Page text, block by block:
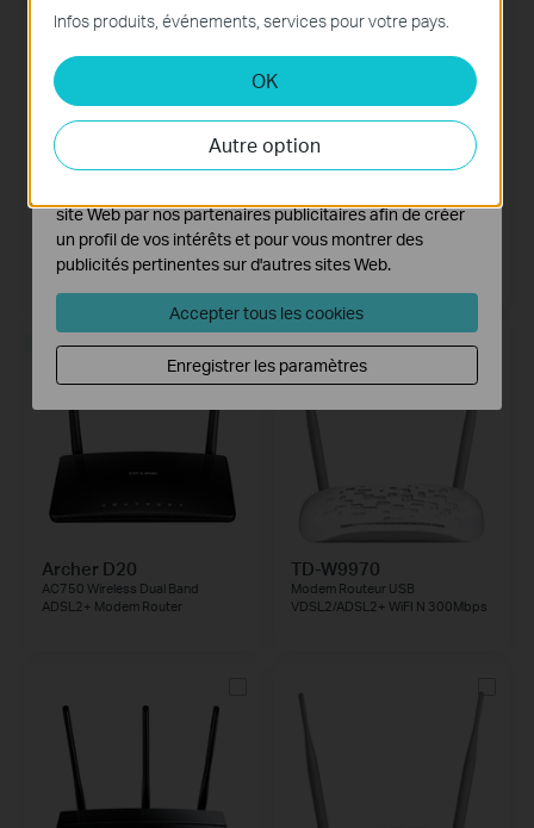
Archer VR600
AC1600 Wireless Gigabit
VDSL/ADSL Modem Router
Archer D2
Modem Routeur ADSL2+ Wi-Fi
Double Bande AC750
NOUVEAUTÉ
Archer D20
AC750 Wireless Dual Band
ADSL2+ Modem Router
TD-W9970
Modem Routeur USB
VDSL2/ADSL2+ WiFI N 300Mbps
Infos produits, événements, services pour votre pays.
OK
Autre option
site Web et ne peuvent pas être désactivés dans vos
systèmes.
Cookies d'analyse et marketing
Les cookies d'analyse nous permettent d'analyser vos
activités sur notre site Web pour améliorer et ajuster les
fonctionnalités de notre site Web.
site Web par nos partenaires publicitaires afin de créer
un profil de vos intérêts et pour vous montrer des
publicités pertinentes sur d'autres sites Web.
Accepter tous les cookies
Enregistrer les paramètres